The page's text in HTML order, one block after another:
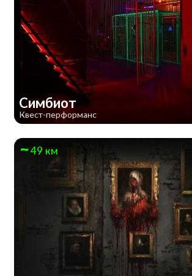
Симбиот
Квест-перформанс
49 км